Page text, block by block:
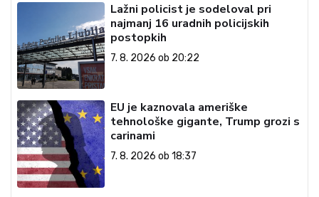
Lažni policist je sodeloval pri
najmanj 16 uradnih policijskih
postopkih
7. 8. 2026 ob 20:22
EU je kaznovala ameriške
tehnološke gigante, Trump grozi s
carinami
7. 8. 2026 ob 18:37